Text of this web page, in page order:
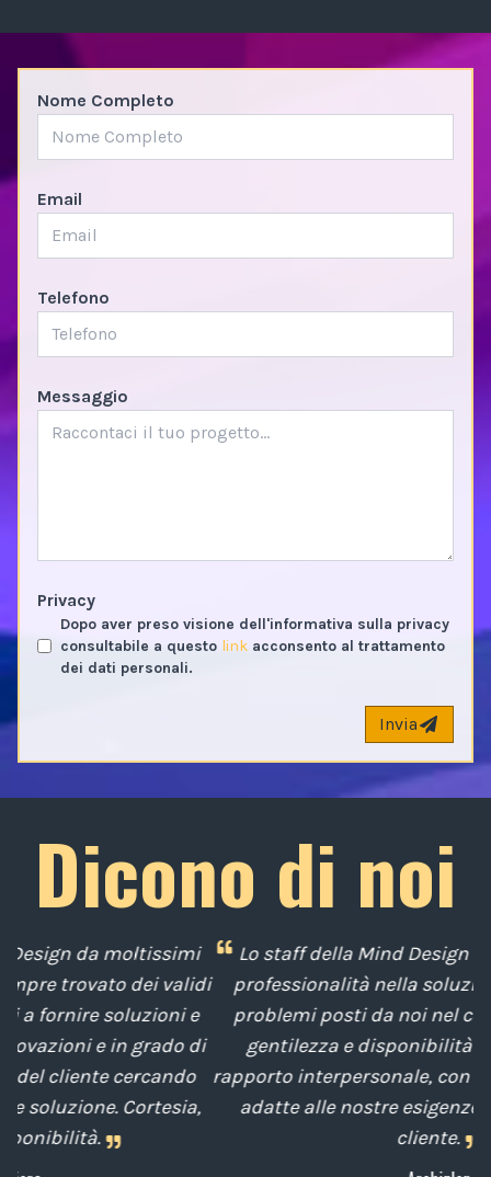
Nome Completo
Email
Telefono
Messaggio
Privacy
Dopo aver preso visione dell'informativa sulla privacy
consultabile a questo link acconsento al trattamento
dei dati personali.
Invia
Dicono di noi
Lo staff della Mind Design ci ha mostrato la sua
professionalità nella soluzione tempestiva dei
problemi posti da noi nel corso degli anni, con
gentilezza e disponibilità nella gestione del
rapporto interpersonale, con competenze tecniche
adatte alle nostre esigenze sempre attenti al